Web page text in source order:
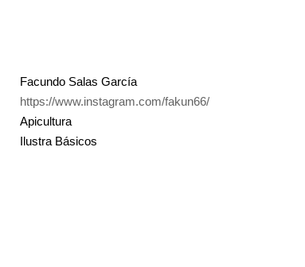
Facundo Salas García
https://www.instagram.com/fakun66/
Apicultura
Ilustra Básicos